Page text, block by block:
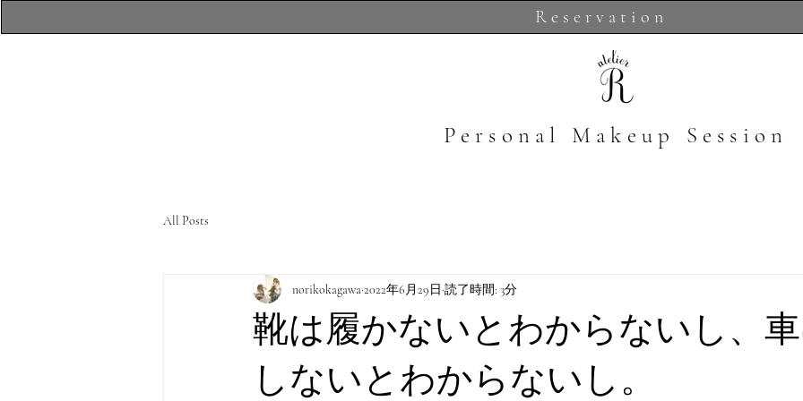
Reservation
​Personal Makeup Session
All Posts
靴は履かないとわからないし、
しないとわからないし。
norikokagawa2022年6月29日 読了時間: 3分